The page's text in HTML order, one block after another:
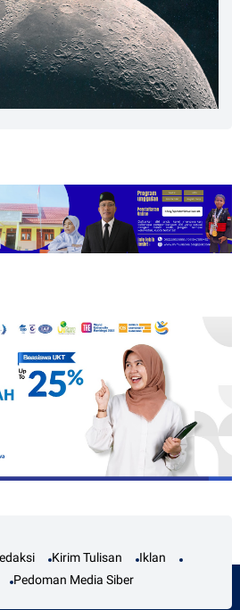
Kirim Tulisan
Iklan
Pedoman Media Siber